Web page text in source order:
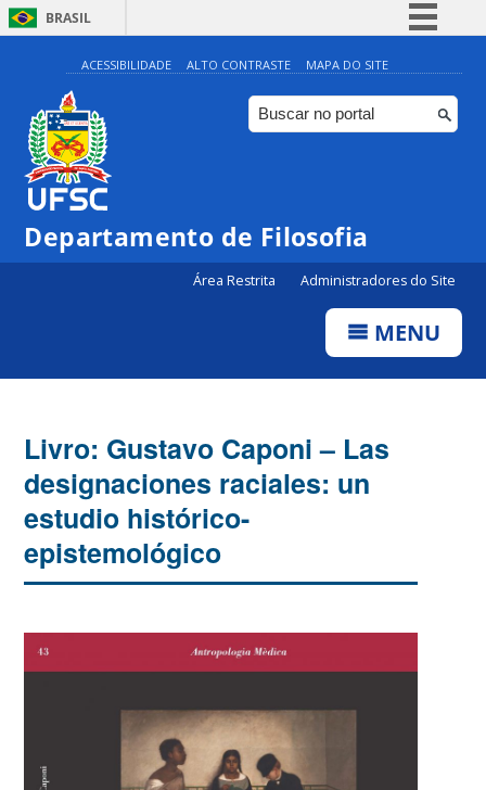
BRASIL
Simplifique!
Comunica BR
Participe
Canais
ACESSIBILIDADE ALTO CONTRASTE MAPA DO SITE
Departamento de Filosofia
Área Restrita Administradores do Site
MENU
Livro: Gustavo Caponi – Las
designaciones raciales: un
estudio histórico-
epistemológico